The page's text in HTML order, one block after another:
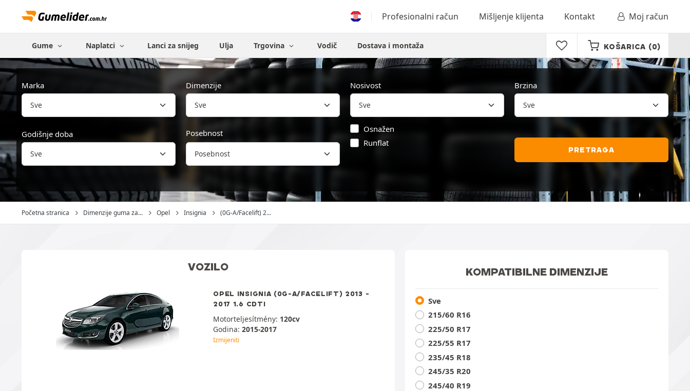
Profesionalni račun Mišljenje klijenta Kontakt Moj račun
Gume Naplatci Lanci za snijeg Ulja Trgovina Vodič Dostava i montaža KOŠARICA (0)
Marka
Sve
Dimenzije Nosivost Brzina
Godišnje doba Posebnost
Posebnost
Osnažen
Runflat
PRETRAGA
Početna stranica Dimenzije guma za... Opel Insignia (0G-A/Facelift) 2...
VOZILO
OPEL INSIGNIA (0G-A/FACELIFT) 2013 -
2017 1.6 CDTI
Motorteljesítmény: 120cv
Godina:2015-2017
Izmijeniti
KOMPATIBILNE DIMENZIJE
Sve
215/60 R16
225/50 R17
225/55 R17
235/45 R18
245/35 R20
245/40 R19